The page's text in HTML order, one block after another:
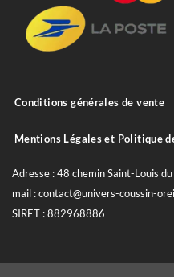
Conditions générales de vente
Mentions Légales et Politique
Adresse : 48 chemin Saint-Louis
mail : contact@univers-coussin-
SIRET : 882968886